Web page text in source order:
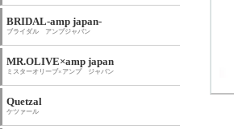
BRIDAL-amp japan-
ブライダル アンプジャパン
MR.OLIVE×amp japan
ミスターオリーブ×アンプ ジャパン
Quetzal
ケツァール